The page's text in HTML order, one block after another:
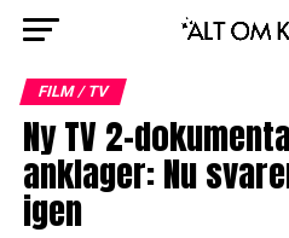
FILM / TV
Ny TV 2-
anklager: Nu svarer
igen